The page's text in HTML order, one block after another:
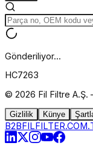
Gönderiliyor...
HC7263
© 2026 Fil Filtre
Gizlilik Künye
B2B